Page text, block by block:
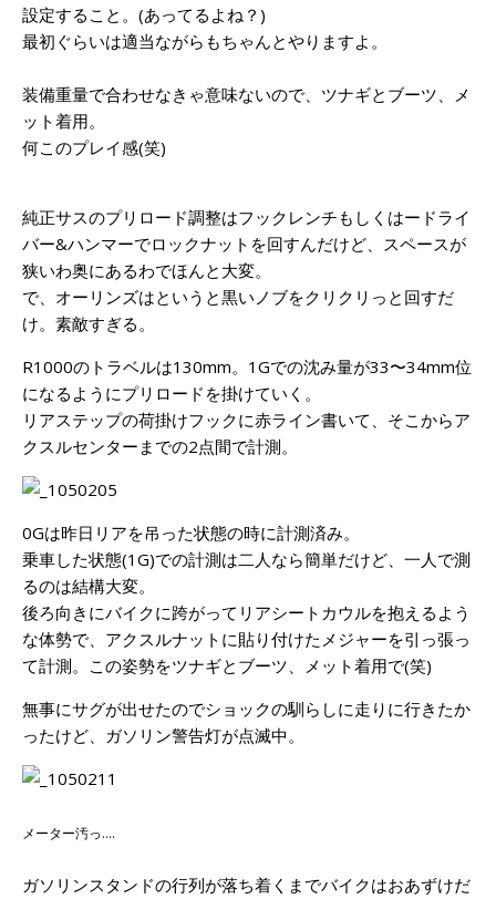
設定すること。(あってるよね？)
最初ぐらいは適当ながらもちゃんとやりますよ。
装備重量で合わせなきゃ意味ないので、ツナギとブーツ、メ
ット着用。
何このプレイ感(笑)
純正サスのプリロード調整はフックレンチもしくはードライ
バー&ハンマーでロックナットを回すんだけど、スペースが
狭いわ奥にあるわでほんと大変。
で、オーリンズはというと黒いノブをクリクリっと回すだ
け。素敵すぎる。
R1000のトラベルは130mm。1Gでの沈み量が33〜34mm位
になるようにプリロードを掛けていく。
リアステップの荷掛けフックに赤ライン書いて、そこからア
クスルセンターまでの2点間で計測。
0Gは昨日リアを吊った状態の時に計測済み。
乗車した状態(1G)での計測は二人なら簡単だけど、一人で測
るのは結構大変。
後ろ向きにバイクに跨がってリアシートカウルを抱えるよう
な体勢で、アクスルナットに貼り付けたメジャーを引っ張っ
て計測。この姿勢をツナギとブーツ、メット着用で(笑)
無事にサグが出せたのでショックの馴らしに走りに行きたか
ったけど、ガソリン警告灯が点滅中。
メーター汚っ….
ガソリンスタンドの行列が落ち着くまでバイクはおあずけだ